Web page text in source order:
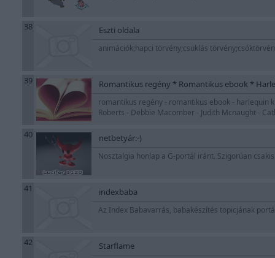
38 Eszti oldala
animációk;hapci törvény;csuklás
39 Romantikus regény * Romantikus ebook *
romantikus regény - romantikus ebook - harlequin
Roberts - Debbie Macomber - Judith Mcnaught -
40 netbetyár:-)
Nosztalgia honlap a G-portál iránt. Szigorúan
41 indexbaba
Az Index Babavarrás, babakészítés topicjának
42 Starflame